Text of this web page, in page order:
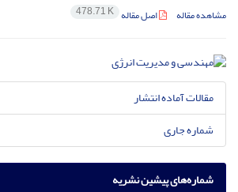
مشاهده مقاله اصل مقاله 478.71 K
مقالات آماده انتشار
شماره جاری
شماره‌های پیشین نشریه